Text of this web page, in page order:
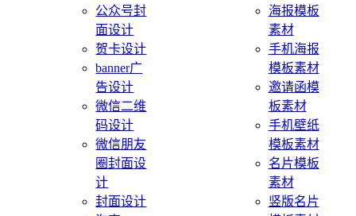
公众号封
面设计
贺卡设计
banner广
告设计
微信二维
码设计
微信朋友
圈封面设
计
封面设计
海报模板
素材
手机海报
模板素材
邀请函模
板素材
手机壁纸
模板素材
名片模板
素材
竖版名片